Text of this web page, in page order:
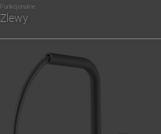
Funkcjonalne
Zlewy